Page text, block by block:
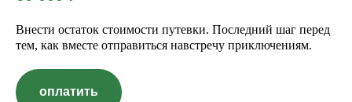
Внести остаток стоимости путевки. Последний шаг перед
тем, как вместе отправиться навстречу приключениям.
оплатить